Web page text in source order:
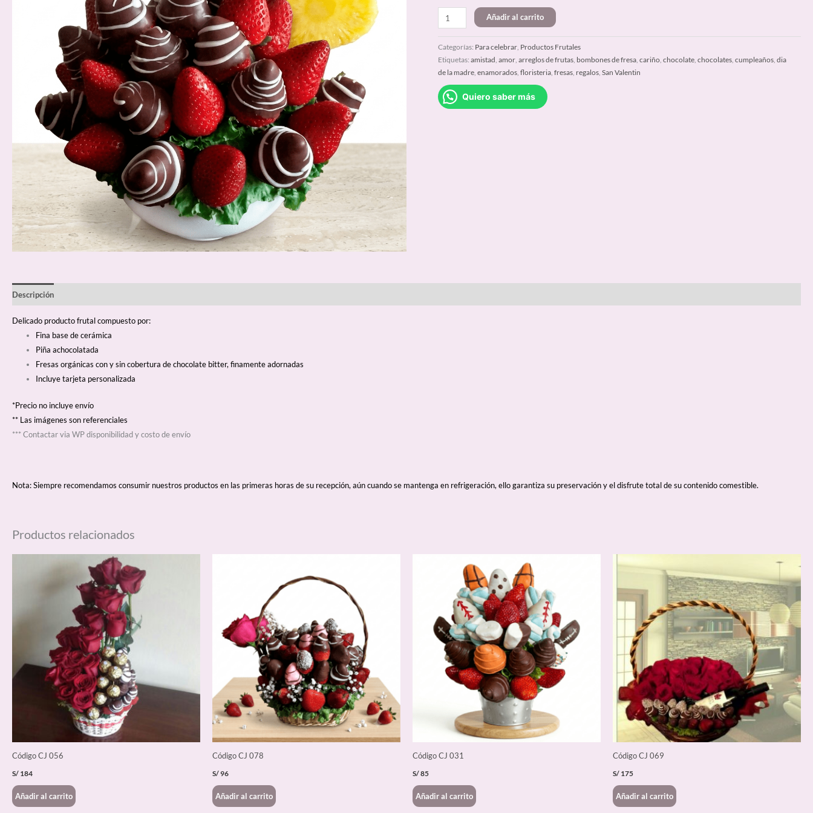
Añadir al carrito
Categorías: Para celebrar Productos Frutales
Etiquetas:amistad ,amor ,arreglos de frutas bombones de fresa ,cariño ,chocolate ,chocolates ,cumpleaños ,dia
de la madre ,enamorados ,floristeria ,fresas regalos ,San Valentin
Quiero saber más
Descripción
Delicado producto frutal compuesto por:
Fina base de cerámica
Piña achocolatada
Fresas orgánicas con y sin cobertura de chocolate bitter, finamente adornadas
Incluye tarjeta personalizada
*Precio no incluye envío
** Las imágenes son referenciales
*** Contactar via WP disponibilidad y costo de envío
Nota: Siempre recomendamos consumir nuestros productos en las primeras horas de su recepción, aún cuando se mantenga en refrigeración, ello garantiza su preservación y el disfrute total de su contenido comestible.
Productos relacionados
Código CJ 056
S/ 184
Añadir al carrito
Código CJ 078
S/96
Añadir al carrito
Código CJ 031
S/85
Añadir al carrito
Código CJ 069
S/ 175
Añadir al carrito